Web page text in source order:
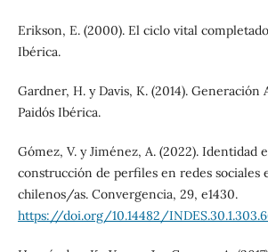
Erikson, E. (2000). El ciclo vital
Ibérica.
Gardner, H. y Davis, K. (2014). Generación
Paidós Ibérica.
Gómez, V. y Jiménez, A. (2022). Identidad
construcción de perfiles en redes sociales
chilenos/as. Convergencia, 29, e1430.
https://doi.org/10.14482/